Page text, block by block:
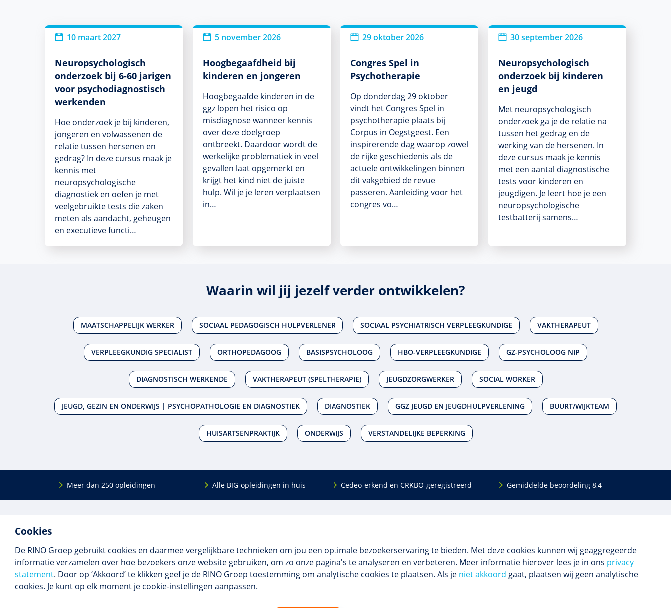
Cookies
De RINO Groep gebruikt cookies en daarmee vergelijkbare technieken om jou een optimale bezoekerservaring te bieden. Met deze cookies kunnen wij geaggregeerde
informatie verzamelen over hoe bezoekers onze website gebruiken, om zo onze pagina's te analyseren en verbeteren. Meer informatie hierover lees je in ons privacy
statement. Door op ‘Akkoord’ te klikken geef je de RINO Groep toestemming om analytische cookies te plaatsen. Als je niet akkoord gaat, plaatsen wij geen analytische
cookies. Je kunt op elk moment je cookie-instellingen aanpassen.
10 maart 2027
Neuropsychologisch
onderzoek bij 6-60 jarigen
voor psychodiagnostisch
werkenden
Hoe onderzoek je bij kinderen,
jongeren en volwassenen de
relatie tussen hersenen en
gedrag? In deze cursus maak je
kennis met
neuropsychologische
diagnostiek en oefen je met
veelgebruikte tests die zaken
meten als aandacht, geheugen
en executieve functi…
5 november 2026
Hoogbegaafdheid bij
kinderen en jongeren
Hoogbegaafde kinderen in de
ggz lopen het risico op
misdiagnose wanneer kennis
over deze doelgroep
ontbreekt. Daardoor wordt de
werkelijke problematiek in veel
gevallen laat opgemerkt en
krijgt het kind niet de juiste
hulp. Wil je je leren verplaatsen
in…
Nieuw29 oktober 2026
Congres Spel in
Psychotherapie
Op donderdag 29 oktober
vindt het Congres Spel in
psychotherapie plaats bij
Corpus in Oegstgeest. Een
inspirerende dag waarop zowel
de rijke geschiedenis als de
actuele ontwikkelingen binnen
dit vakgebied de revue
passeren. Aanleiding voor het
congres vo…
30 september 2026
Neuropsychologisch
onderzoek bij kinderen
en jeugd
Met neuropsychologisch
onderzoek ga je de relatie na
tussen het gedrag en de
werking van de hersenen. In
deze cursus maak je kennis
met een aantal diagnostische
tests voor kinderen en
jeugdigen. Je leert hoe je een
neuropsychologische
testbatterij samens…
Waarin wil jij jezelf verder ontwikkelen?
MAATSCHAPPELIJK WERKER SOCIAAL PEDAGOGISCH HULPVERLENER SOCIAAL PSYCHIATRISCH VERPLEEGKUNDIGE VAKTHERAPEUT
VERPLEEGKUNDIG SPECIALIST ORTHOPEDAGOOG BASISPSYCHOLOOG HBO-VERPLEEGKUNDIGE GZ-PSYCHOLOOG NIP
DIAGNOSTISCH WERKENDE VAKTHERAPEUT (SPELTHERAPIE) JEUGDZORGWERKER SOCIAL WORKER
JEUGD, GEZIN EN ONDERWIJS | PSYCHOPATHOLOGIE EN DIAGNOSTIEK DIAGNOSTIEK GGZ JEUGD EN JEUGDHULPVERLENING BUURT/WIJKTEAM
HUISARTSENPRAKTIJK ONDERWIJS VERSTANDELIJKE BEPERKING
Meer dan 250 opleidingen Alle BIG-opleidingen in huis Cedeo-erkend en CRKBO-geregistreerd Gemiddelde beoordeling 8,4
voor mensen die werken met mensen met
een psychische kwets­baar­heid. Samen met
onze top­docenten bieden we innova­tieve
opleidingen, cursussen en congres­sen op
maat.
BIG-opleidingen
Maatwerk en incompany
Praktijkinstellingen
Erkenning aanvragen
Veelgestelde vragen
Contact
Algemene voorwaarden
aanbod en ons laatste nieuws.
Inschrijven nieuwsbrief